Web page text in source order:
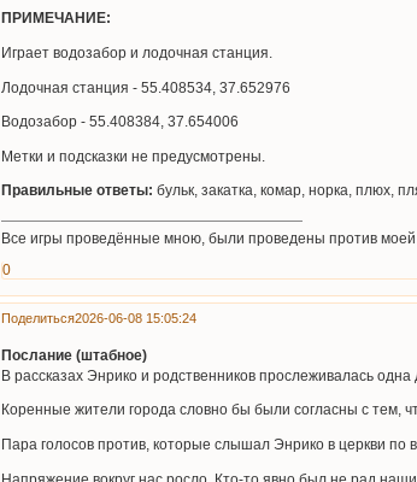
ПРИМЕЧАНИЕ:
Играет водозабор и лодочная станция.
Лодочная станция - 55.408534, 37.652976
Водозабор - 55.408384, 37.654006
Метки и подсказки не предусмотрены.
Правильные ответы: бульк, закатка, комар, норка, плюх,
Все игры проведённые мною, были проведены против моей
0
Поделиться2026-06-08 15:05:24
Послание (штабное)
В рассказах Энрико и родственников прослеживалась
Коренные жители города словно бы были согласны с тем,
Пара голосов против, которые слышал Энрико в церкви
Напряжение вокруг нас росло. Кто-то явно был не рад